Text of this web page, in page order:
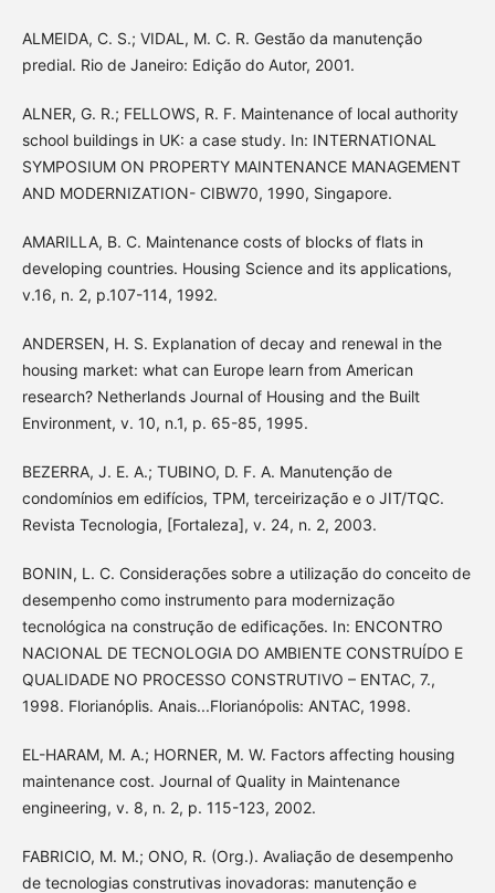
ALMEIDA, C. S.; VIDAL, M. C. R. Gestão da manutenção
predial. Rio de Janeiro: Edição do Autor, 2001.
ALNER, G. R.; FELLOWS, R. F. Maintenance of local authority
school buildings in UK: a case study. In: INTERNATIONAL
SYMPOSIUM ON PROPERTY MAINTENANCE MANAGEMENT
AND MODERNIZATION- CIBW70, 1990, Singapore.
AMARILLA, B. C. Maintenance costs of blocks of flats in
developing countries. Housing Science and its applications,
v.16, n. 2, p.107-114, 1992.
ANDERSEN, H. S. Explanation of decay and renewal in the
housing market: what can Europe learn from American
research? Netherlands Journal of Housing and the Built
Environment, v. 10, n.1, p. 65-85, 1995.
BEZERRA, J. E. A.; TUBINO, D. F. A. Manutenção de
condomínios em edifícios, TPM, terceirização e o JIT/TQC.
Revista Tecnologia, [Fortaleza], v. 24, n. 2, 2003.
BONIN, L. C. Considerações sobre a utilização do conceito de
desempenho como instrumento para modernização
tecnológica na construção de edificações. In: ENCONTRO
NACIONAL DE TECNOLOGIA DO AMBIENTE CONSTRUÍDO E
QUALIDADE NO PROCESSO CONSTRUTIVO – ENTAC, 7.,
1998. Florianóplis. Anais...Florianópolis: ANTAC, 1998.
EL-HARAM, M. A.; HORNER, M. W. Factors affecting housing
maintenance cost. Journal of Quality in Maintenance
engineering, v. 8, n. 2, p. 115-123, 2002.
FABRICIO, M. M.; ONO, R. (Org.). Avaliação de desempenho
de tecnologias construtivas inovadoras: manutenção e